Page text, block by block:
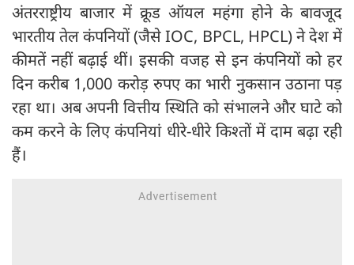
अंतरराष्ट्रीय बाजार में क्रूड ऑयल महंगा होने के बावजूद
भारतीय तेल कंपनियों (जैसे IOC, BPCL, HPCL) ने देश में
कीमतें नहीं बढ़ाई थीं। इसकी वजह से इन कंपनियों को हर
दिन करीब 1,000 करोड़ रुपए का भारी नुकसान उठाना पड़
रहा था। अब अपनी वित्तीय स्थिति को संभालने और घाटे को
कम करने के लिए कंपनियां धीरे-धीरे किश्तों में दाम बढ़ा रही
हैं।